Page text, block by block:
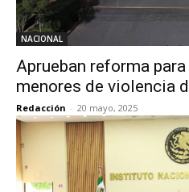
NACIONAL
Aprueban reforma
menores de violencia
Redacción - 20 mayo, 2025